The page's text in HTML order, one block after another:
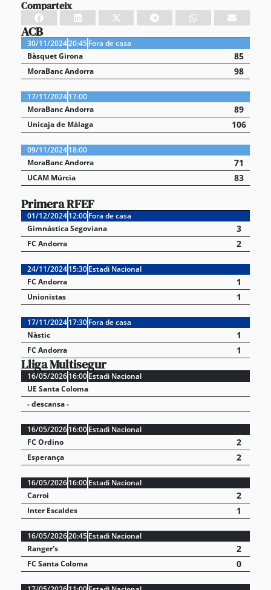
Comparteix
ACB
30/11/202420:45Fora de casa
Bàsquet Girona
85
MoraBanc Andorra 98
17/11/202417:00
MoraBanc Andorra
89
Unicaja de Màlaga 106
09/11/202418:00
MoraBanc Andorra
71
UCAM Múrcia 83
Primera RFEF
01/12/202412:00Fora de casa
Gimnástica Segoviana
3
FC Andorra 2
24/11/202415:30Estadi Nacional
FC Andorra
1
Unionistas 1
17/11/202417:30Fora de casa
Nàstic
1
FC Andorra 1
Lliga Multisegur
16/05/202616:00Estadi Nacional
UE Santa Coloma
- descansa -
16/05/202616:00Estadi Nacional
FC Ordino
2
Esperança 2
16/05/202616:00Estadi Nacional
Carroi
2
Inter Escaldes 1
16/05/202620:45Estadi Nacional
Ranger's
2
FC Santa Coloma 0